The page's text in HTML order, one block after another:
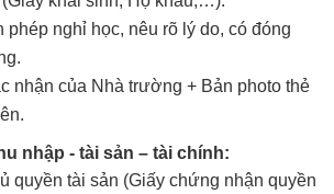
nghỉ học, nêu rõ lý do, có đóng
nhận của Nhà trường + Bản photo thẻ
nhập - tài sản – tài chính:
quyền tài sản (Giấy chứng nhận quyền